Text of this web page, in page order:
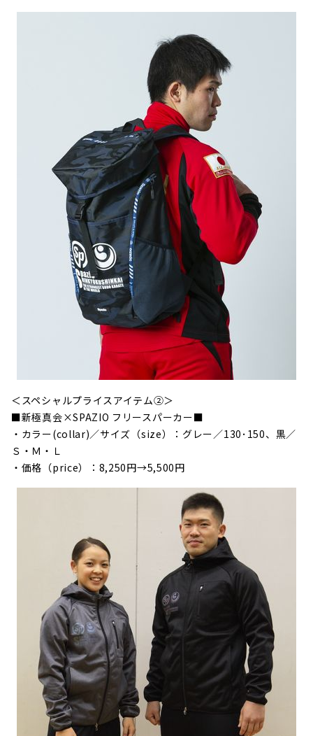
＜スペシャルプライスアイテム②＞
■新極真会×SPAZIO フリースパーカー■
・カラー(collar)／サイズ（size）：グレー／130･150、黒／
Ｓ・Ｍ・Ｌ
・価格（price）：8,250円→5,500円